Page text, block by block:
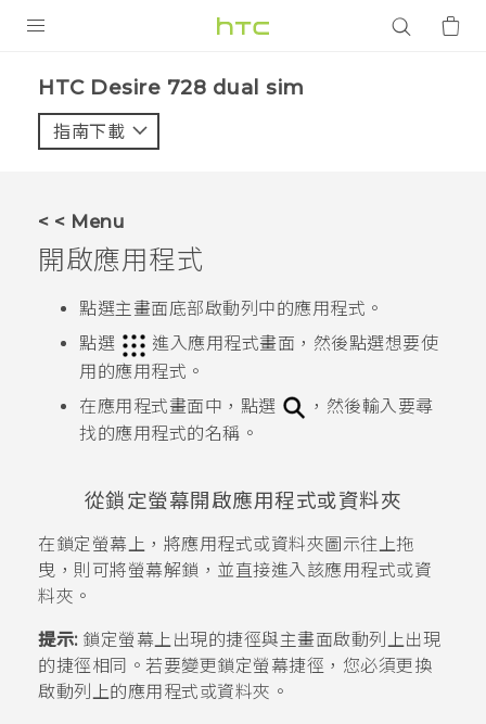
VIVE
應用程式
HTC Desire 728 dual sim‎
指南下載
< < Menu
開啟應用程式
點選主畫面底部啟動列中的應用程式。
點選
進入應用程式畫面，然後點選想要使
用的應用程式。
在應用程式畫面中，點選
，然後輸入要尋
找的應用程式的名稱。
從鎖定螢幕開啟應用程式或資料夾
在鎖定螢幕上，將應用程式或資料夾圖示往上拖
曳，則可將螢幕解鎖，並直接進入該應用程式或資
料夾。
提示:鎖定螢幕上出現的捷徑與主畫面啟動列上出現
的捷徑相同。若要變更鎖定螢幕捷徑，您必須更換
啟動列上的應用程式或資料夾。